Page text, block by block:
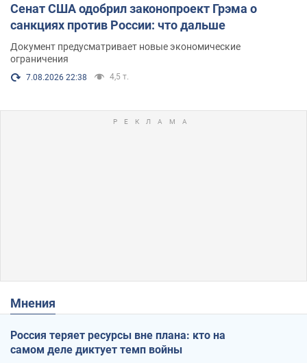
Сенат США одобрил законопроект Грэма о
санкциях против России: что дальше
Документ предусматривает новые экономические
ограничения
7.08.2026 22:38 4,5 т.
Мнения
Россия теряет ресурсы вне плана: кто на
самом деле диктует темп войны